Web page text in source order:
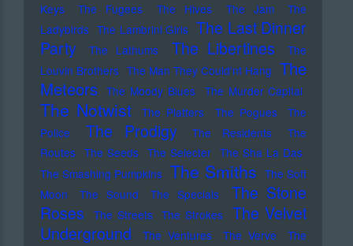
Keys
The Fugees The Hives The Jam
The
Ladybirds The Lambrini Girls The Last Dinner
Party
The Lathums The Libertines
The
Louvin Brothers The Man They Could'nt Hang The
Meteors The Moody Blues The Murder Capital
The Notwist The Platters The Pogues
The
Police
The Prodigy The Residents
The
Routes The Seeds The Selecter The Sha La Das
The Smashing Pumpkins The Smiths The Soft
Moon
The Sound The Specials
The Stone
Roses
The Streets The Strokes
The Velvet
Underground
The Ventures The Verve
The